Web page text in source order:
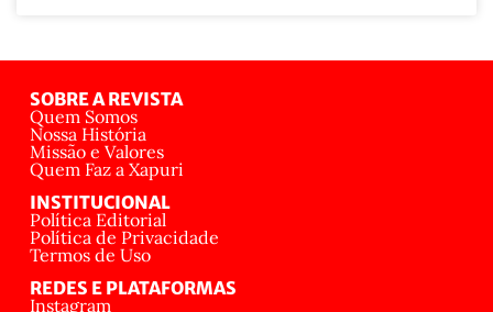
SOBRE A REVISTA
Quem Somos
Nossa História
Missão e Valores
Quem Faz a Xapuri
INSTITUCIONAL
Política Editorial
Política de Privacidade
Termos de Uso
REDES E PLATAFORMAS
Instagram